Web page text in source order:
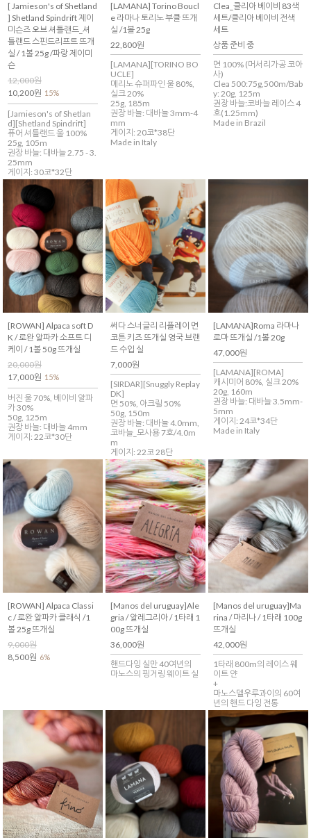
[ Jamieson's of Shetland
] Shetland Spindrift 제이
미슨즈 오브 셔틀랜드_셔
틀랜드 스핀드리프트 뜨개
실 / 1볼 25g /파랑 제이미
슨
12,000원
10,200원 15%
[Jamieson's of Shetlan
d][Shetland Spindrift]
퓨어 셔틀랜드 울 100%
25g, 105m
권장 바늘: 대바늘 2.75 - 3.
25mm
게이지: 30코*32단
[LAMANA] Torino Boucl
e 라마나 토리노 부클 뜨개
실 /1볼 25g
22,800원
[LAMANA][TORINO BO
UCLE]
메리노 슈퍼파인 울 80%,
실크 20%
25g, 185m
권장 바늘: 대바늘 3mm-4
mm
게이지: 20코*38단
Made in Italy
Clea_클리아 베이비 83색
세트/클리아 베이비 전색
세트
상품 준비 중
면 100% (머서리가공 코아
사)
Clea 500:75g,500m/Bab
y: 20g, 125m
권장 바늘:코바늘 레이스 4
호(1.25mm)
Made in Brazil
[ROWAN] Alpaca soft D
K / 로완 알파카 소프트 디
케이 / 1볼 50g 뜨개실
20,000원
17,000원 15%
버진 울 70%, 베이비 알파
카 30%
50g, 125m
권장 바늘: 대바늘 4mm
게이지: 22코*30단
써다 스너글리 리플레이 면
코튼 키즈 뜨개실 영국 브랜
드 수입 실
7,000원
[SIRDAR][Snuggly Replay
DK]
면 50%, 아크릴 50%
50g, 150m
권장 바늘: 대바늘 4.0mm,
코바늘_모사용 7호/4.0m
m
게이지: 22코 28단
[LAMANA]Roma 라마나
로마 뜨개실 /1볼 20g
47,000원
[LAMANA][ROMA]
캐시미어 80%, 실크 20%
20g, 160m
권장 바늘: 대바늘 3.5mm-
5mm
게이지: 24코*34단
Made in Italy
[ROWAN] Alpaca Classi
c / 로완 알파카 클래식 /1
볼 25g 뜨개실
9,000원
8,500원 6%
[Manos del uruguay]Ale
gria / 알레그리아 / 1타래 1
00g 뜨개실
36,000원
핸드다잉 실만 40여년의
마노스의 핑거링 웨이트 실
[Manos del uruguay]Ma
rina / 마리나 / 1타래 100g
뜨개실
42,000원
1타래 800m의 레이스 웨
이트 얀
+
마노스델우루과이의 60여
년의 핸드 다잉 전통